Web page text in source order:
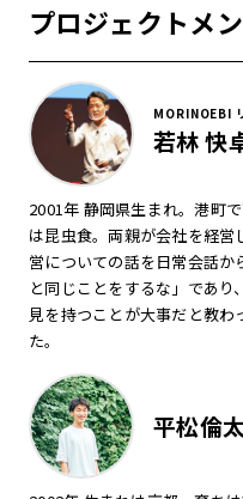
プロジェクトメ
MORINOEBI
若林 快
2001年 静岡県生まれ。港町
は昆虫食。両親が会社を経
営についての話を日常会話
と同じことをするな」であ
見を持つことが大事だと教
た。
平松倫